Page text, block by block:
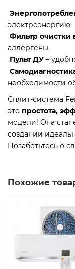
электроэнергию.
Фильтр очистки
аллергены.
Пульт ДУ –
необходимости
Сплит-система
это простота,
модели! Она
создании
Позаботьтесь о
Похожие